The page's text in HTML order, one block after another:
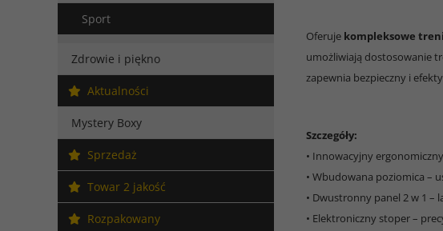
Sport
Zdrowie i piękno
Aktualności
Mystery Boxy
Sprzedaż
Towar 2 jakość
Rozpakowany
Oferuje kompleksowe
umożliwiają dostosowanie
zapewnia bezpieczny i
Szczegóły:
• Innowacyjny
• Wbudowana poziomica –
• Dwustronny panel 2 w 1
• Elektroniczny stoper –